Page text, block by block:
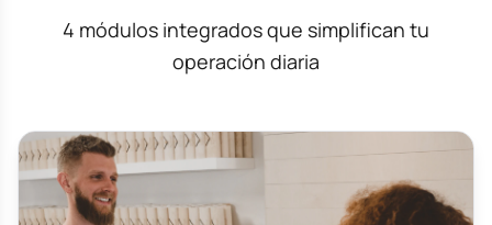
4 módulos integrados que simplifican tu
operación diaria